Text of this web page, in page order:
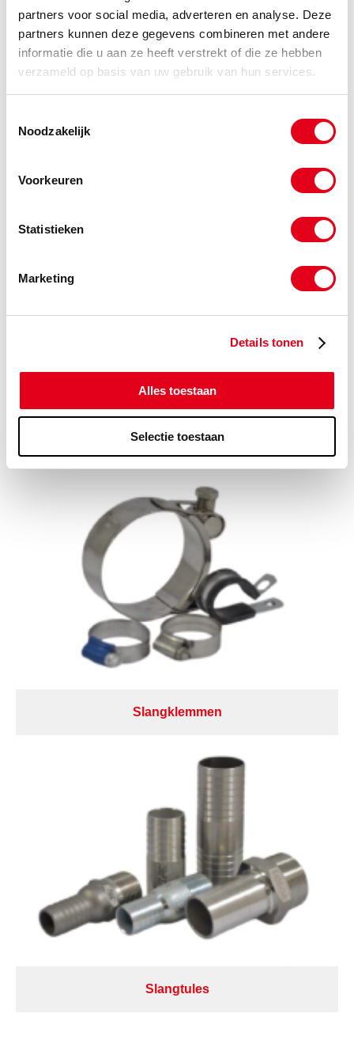
partners voor social media, adverteren en analyse. Deze
partners kunnen deze gegevens combineren met andere
informatie die u aan ze heeft verstrekt of die ze hebben
verzameld op basis van uw gebruik van hun services.
Noodzakelijk
Voorkeuren
Statistieken
Marketing
Details tonen
Alles toestaan
Selectie toestaan
-
balgen
Draadfittingen Roestvaststaal BSPT
Slangklemmen
Slangtules